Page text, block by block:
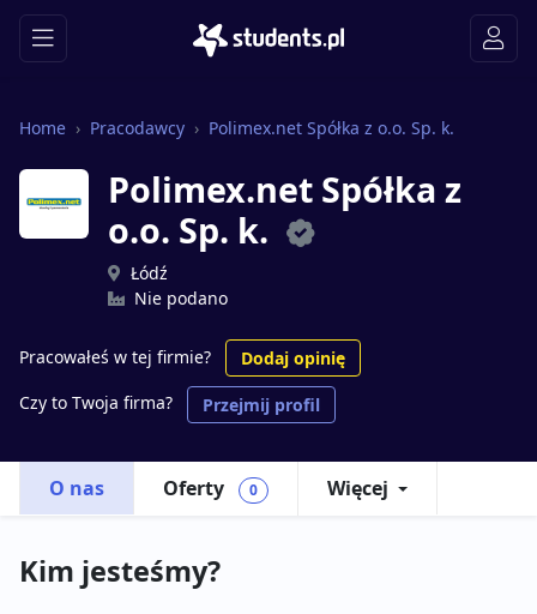
Home Pracodawcy Polimex.net Spółka z o.o. Sp. k.
Polimex.net Spółka z
o.o. Sp. k.
Łódź
Nie podano
Pracowałeś w tej firmie?
Dodaj opinię
Czy to Twoja firma?
Przejmij profil
O nas Oferty 0 Więcej
Kim jesteśmy?